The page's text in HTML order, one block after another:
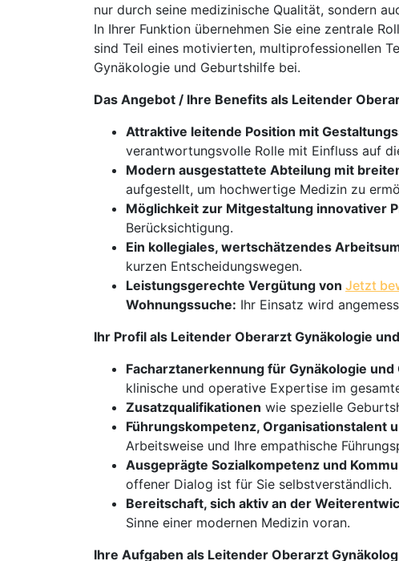
nur durch seine medizinische Qualität, sondern
In Ihrer Funktion übernehmen Sie eine zentrale
sind Teil eines motivierten, multiprofessionellen
Gynäkologie und Geburtshilfe bei.
Das Angebot / Ihre Benefits als Leitender
Attraktive leitende Position mit
verantwortungsvolle Rolle mit Einfluss auf
Modern ausgestattete Abteilung mit
aufgestellt, um hochwertige Medizin zu
Möglichkeit zur Mitgestaltung innovativer
Berücksichtigung.
Ein kollegiales, wertschätzendes
kurzen Entscheidungswegen.
Leistungsgerechte Vergütung von Jetzt
Wohnungssuche: Ihr Einsatz wird
Ihr Profil als Leitender Oberarzt Gynäkologie
Facharztanerkennung für Gynäkologie
klinische und operative Expertise im
Zusatzqualifikationen wie spezielle
Führungskompetenz, Organisationstalent
Arbeitsweise und Ihre empathische
Ausgeprägte Sozialkompetenz und
offener Dialog ist für Sie selbstverständlich.
Bereitschaft, sich aktiv an der
Sinne einer modernen Medizin voran.
Ihre Aufgaben als Leitender Oberarzt